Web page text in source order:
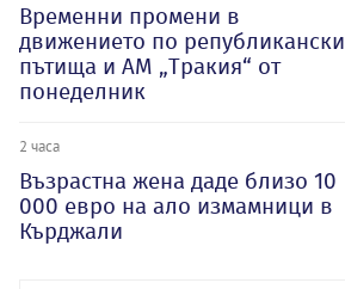
Временни промени в
движението по републикански
пътища и АМ „Тракия“ от
понеделник
2 часа
Възрастна жена даде близо 10
000 евро на ало измамници в
Кърджали